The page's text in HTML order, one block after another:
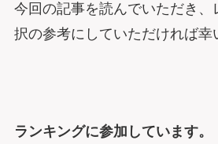
今回の記事を読んでいただき、
択の参考にしていただければ幸
ランキングに参加しています。